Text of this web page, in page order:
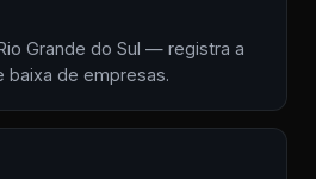
Grande do Sul — registra a
baixa de empresas.